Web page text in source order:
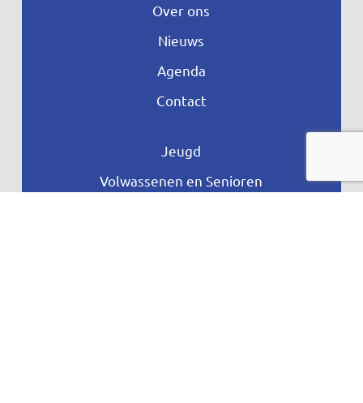
Over ons
Nieuws
Agenda
Contact
Jeugd
Volwassenen en Senioren